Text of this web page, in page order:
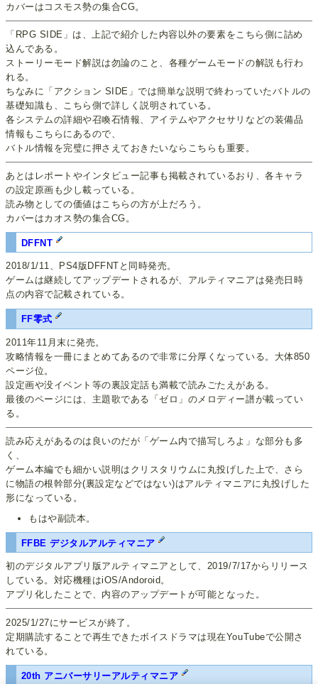
カバーはコスモス勢の集合CG。
「RPG SIDE」は、上記で紹介した内容以外の要素をこちら側に詰め
込んである。
ストーリーモード解説は勿論のこと、各種ゲームモードの解説も行わ
れる。
ちなみに「アクション SIDE」では簡単な説明で終わっていたバトルの
基礎知識も、こちら側で詳しく説明されている。
各システムの詳細や召喚石情報、アイテムやアクセサリなどの装備品
情報もこちらにあるので、
バトル情報を完璧に押さえておきたいならこちらも重要。
あとはレポートやインタビュー記事も掲載されているおり、各キャラ
の設定原画も少し載っている。
読み物としての価値はこちらの方が上だろう。
カバーはカオス勢の集合CG。
DFFNT
2018/1/11、PS4版DFFNTと同時発売。
ゲームは継続してアップデートされるが、アルティマニアは発売日時
点の内容で記載されている。
FF零式
2011年11月末に発売。
攻略情報を一冊にまとめてあるので非常に分厚くなっている。大体850
ページ位。
設定画や没イベント等の裏設定話も満載で読みごたえがある。
最後のページには、主題歌である「ゼロ」のメロディー譜が載ってい
る。
読み応えがあるのは良いのだが「ゲーム内で描写しろよ」な部分も多
く、
ゲーム本編でも細かい説明はクリスタリウムに丸投げした上で、さら
に物語の根幹部分(裏設定などではない)はアルティマニアに丸投げした
形になっている。
もはや副読本。
FFBE デジタルアルティマニア
初のデジタルアプリ版アルティマニアとして、2019/7/17からリリース
している。対応機種はiOS/Andoroid。
アプリ化したことで、内容のアップデートが可能となった。
2025/1/27にサービスが終了。
定期購読することで再生できたボイスドラマは現在YouTubeで公開さ
れている。
20th アニバーサリーアルティマニア